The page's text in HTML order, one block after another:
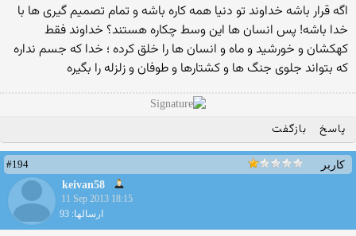
اگه قرار باشه خداوند تو دنیا همه کاره باشه و تمام تصمیم گیری ها با
خدا باشه! پس انسان ها این وسط چکاره هستند؟ خداوند فقط
کهکشان و خورشید و ماه و انسان ها را خلق کرده ؛ خدا که جسم نداره
که بتواند جلوی جنگ ها و کشتارها و طوفان و زلزله را بگیره
پاسخ بازگفت
کاربر
#194
keivan58
11 Sep 2013 18:15
ارسالها: 93